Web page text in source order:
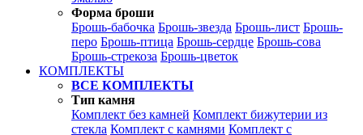
Форма броши
Брошь-бабочка Брошь-звезда Брошь-лист Брошь-
перо Брошь-птица Брошь-сердце Брошь-сова
Брошь-стрекоза Брошь-цветок
КОМПЛЕКТЫ
ВСЕ КОМПЛЕКТЫ
Тип камня
Комплект без камней Комплект бижутерии из
стекла Комплект с камнями Комплект с